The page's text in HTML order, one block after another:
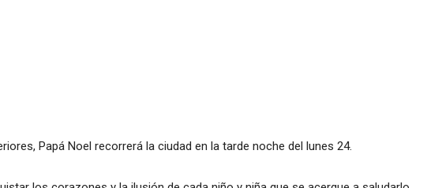
Papá Noel recorrerá la ciudad en la tarde noche del lunes 24.